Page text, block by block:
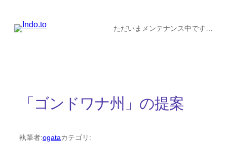
ただいまメンテナンス中です…
「ゴンドワナ州」の提案
執筆者:ogataカテゴリ: